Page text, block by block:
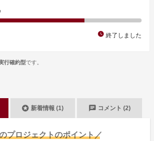
watch_later 終了しました
行確約型です。
stars 新着情報 (1) chat コメント (2)
プロジェクトのポイント／